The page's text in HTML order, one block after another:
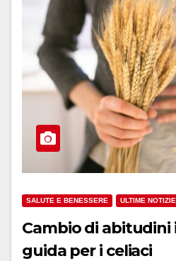
SALUTE E BENESSERE ULTIME NOTIZIE
Cambio di abitudini
guida per i celiaci